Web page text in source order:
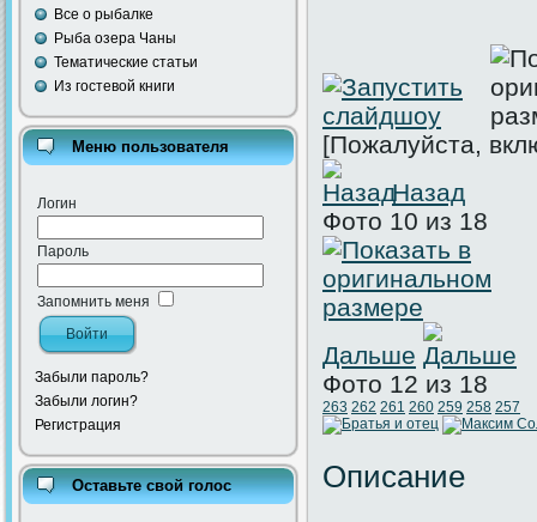
Все о рыбалке
Рыба озера Чаны
Тематические статьи
Из гостевой книги
Меню пользователя
Логин
Пароль
Запомнить меня
Забыли пароль?
Забыли логин?
Регистрация
Оставьте свой голос
[Пожалуйста,
Назад
Фото 10 из 18
Дальше
Фото 12 из 18
263 262 261 260 259 258 257
Описание